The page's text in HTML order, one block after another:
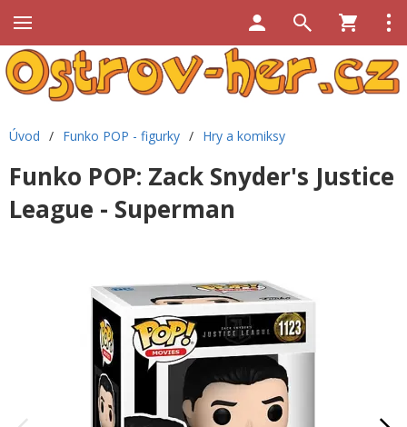
Úvod / Funko POP - figurky / Hry a komiksy
Funko POP: Zack Snyder's Justice
League - Superman